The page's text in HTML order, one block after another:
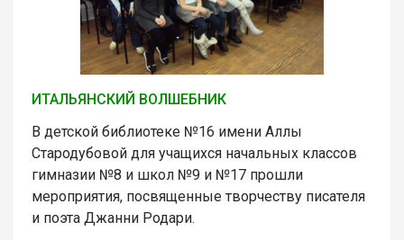
ИТАЛЬЯНСКИЙ ВОЛШЕБНИК
В детской библиотеке №16 имени Аллы
Стародубовой для учащихся начальных классов
гимназии №8 и школ №9 и №17 прошли
мероприятия, посвященные творчеству писателя
и поэта Джанни Родари.